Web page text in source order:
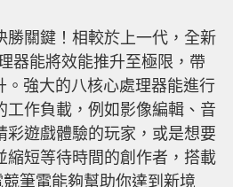
勝關鍵！相較於上一代，全新
器能將效能推升至極限，帶
。強大的八核心處理器能進行
工作負載，例如影像編輯、音
彩遊戲體驗的玩家，或是想要
縮短等待時間的創作者，搭載
筆電能夠幫助你達到新境